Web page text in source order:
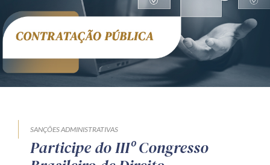
SANÇÕES ADMINISTRATIVAS
Participe do IIIº Congresso